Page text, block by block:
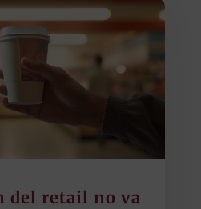
del retail no va